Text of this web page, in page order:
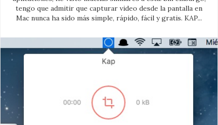
tengo que admitir que capturar video desde la pantalla en
Mac nunca ha sido más simple, rápido, fácil y gratis. KAP...